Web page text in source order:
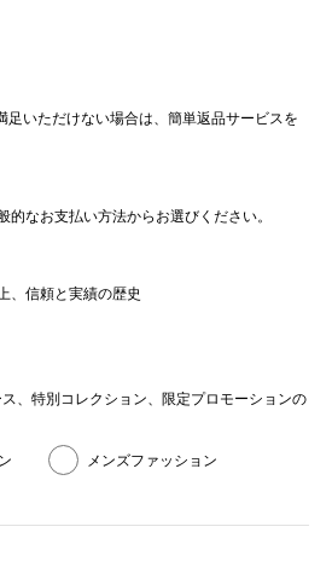
足いただけない場合は、簡単返品サービスを
的なお支払い方法からお選びください。
、信頼と実績の歴史
、特別コレクション、限定プロモーションの
メンズファッション